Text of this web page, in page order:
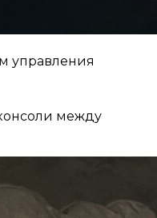
управления
между